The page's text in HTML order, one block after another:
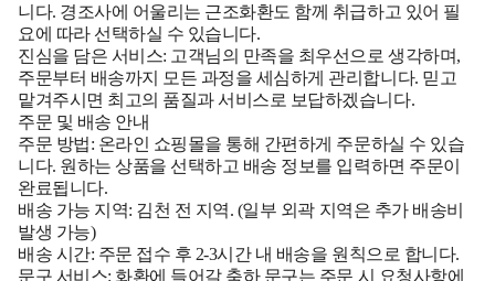
니다. 경조사에 어울리는 근조화환도 함께 취급하고 있어 필
요에 따라 선택하실 수 있습니다.
진심을 담은 서비스: 고객님의 만족을 최우선으로 생각하며,
주문부터 배송까지 모든 과정을 세심하게 관리합니다. 믿고
맡겨주시면 최고의 품질과 서비스로 보답하겠습니다.
주문 및 배송 안내
주문 방법: 온라인 쇼핑몰을 통해 간편하게 주문하실 수 있습
니다. 원하는 상품을 선택하고 배송 정보를 입력하면 주문이
완료됩니다.
배송 가능 지역: 김천 전 지역. (일부 외곽 지역은 추가 배송비
발생 가능)
배송 시간: 주문 접수 후 2-3시간 내 배송을 원칙으로 합니다.
문구 서비스: 화환에 들어갈 축하 문구는 주문 시 요청사항에